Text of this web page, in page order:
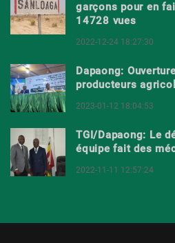
garçons pour en
14728 vues
2022-12-24 18:27:30
Dapaong:
producteurs
2023-01-12 18:04:53
TGI/Dapaong: Le
équipe fait des
2022-11-11 12:57:24